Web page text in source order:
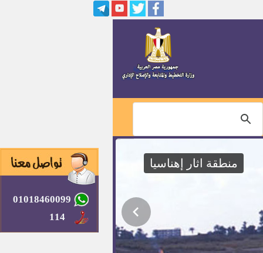
01018460099
114
منطقة اثار إهناسيا
وظائف خالية بشركة لمعالجة مياه
مطلوب معاونيين بالجهاز المركزي
للتعبئة العامة والاحصاء
وظائف معلمين بوزارة التربية
وظائف بالشركة القابضة لمياه
وظائف بالشركة المصرية القابضة
للمتقدمين لوظيفة كاتب رابع
بالمسابقة رقم ا لسنة 2015
فرص عمل بالقوات المسلحة